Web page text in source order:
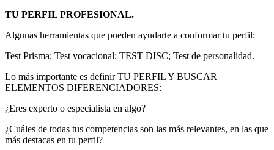
TU PERFIL PROFESIONAL.
Algunas herramientas que pueden ayudarte a conformar tu perfil:
Test Prisma; Test vocacional; TEST DISC; Test de personalidad.
Lo más importante es definir TU PERFIL Y BUSCAR
ELEMENTOS DIFERENCIADORES:
¿Eres experto o especialista en algo?
¿Cuáles de todas tus competencias son las más relevantes, en las que
más destacas en tu perfil?